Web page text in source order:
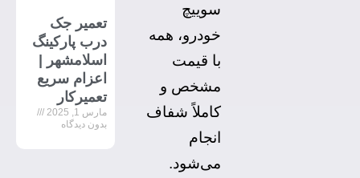
سوییچ
خودرو، همه
با قیمت
مشخص و
کاملاً شفاف
انجام
می‌شود.
تعمیر جک
درب پارکینگ
اسلامشهر |
اعزام سریع
تعمیرکار
مارس 1, 2025
بدون دیدگاه